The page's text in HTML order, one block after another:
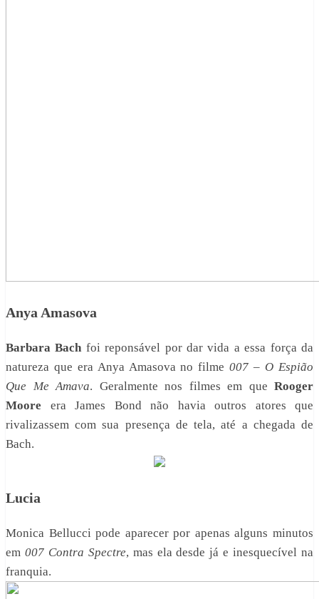
Anya Amasova
Barbara Bach foi reponsável por dar vida a essa força da
natureza que era Anya Amasova no filme007 – O Espião
Que Me Amava. Geralmente nos filmes em que Rooger
Moore era James Bond não havia outros atores que
rivalizassem com sua presença de tela, até a chegada de
Bach.
Lucia
Monica Bellucci pode aparecer por apenas alguns minutos
em 007 Contra Spectre, mas ela desde já e inesquecível na
franquia.